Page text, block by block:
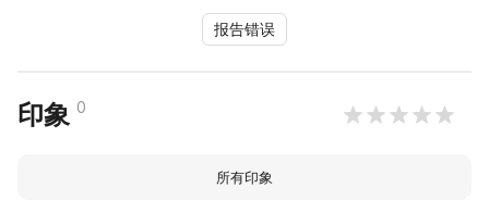
报告错误
印象 0
所有印象